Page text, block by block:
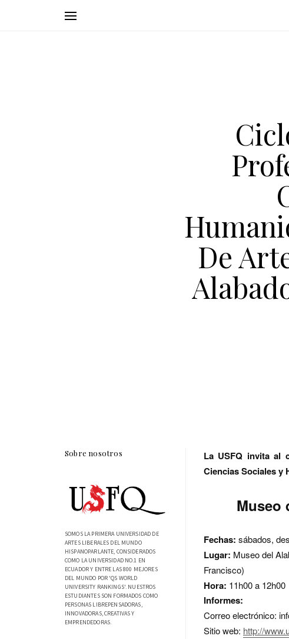
De
La USFQ invita al
Ciencias Sociales y
Museo
Fechas: sábados,
Lugar: Museo del
Francisco)
Hora: 11h00 a 12h00
Informes:
Correo electrónico:
Sitio web: http://
Sobre nosotros
SOMOS LA PRIMERA UNIVERSIDAD DE
ARTES LIBERALES DEL MUNDO
HISPANOPARLANTE, CONSIDERADOS
COMO LA UNIVERSIDAD NO.1 EN
ECUADOR Y ENTRE LAS 800 MEJORES
DEL MUNDO POR 'QS WORLD
UNIVERSITY RANKINGS'. NUESTROS
ESTUDIANTES SON FORMADOS COMO
PERSONAS LIBREPENSADORAS,
INNOVADORAS, CREATIVAS Y
EMPRENDEDORAS.